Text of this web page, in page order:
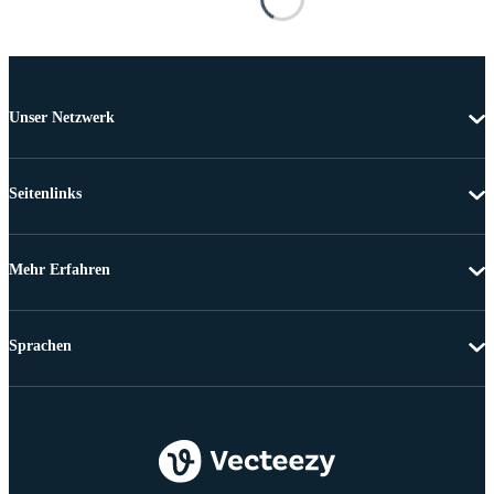
Unser Netzwerk
Seitenlinks
Mehr Erfahren
Sprachen